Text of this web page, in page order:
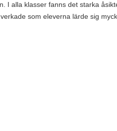
I alla klasser fanns det starka
som eleverna lärde sig